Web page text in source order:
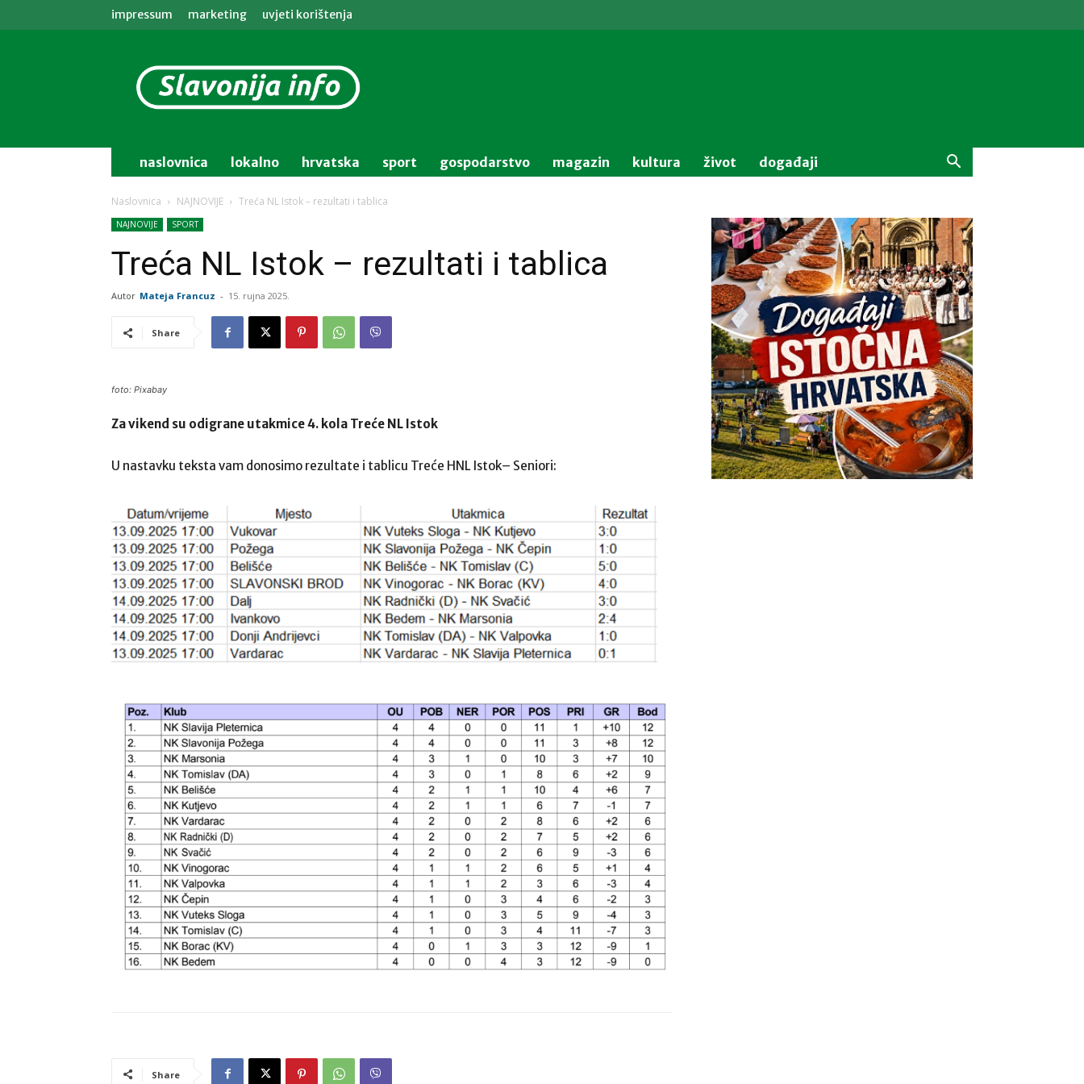
impressum marketing uvjeti korištenja
info
naslovnica lokalno hrvatska sport gospodarstvo magazin kultura život događaji
Naslovnica NAJNOVIJE Treća NL Istok – rezultati i tablica
NAJNOVIJE SPORT
Treća NL Istok – rezultati i tablica
Autor Mateja Francuz - 15. rujna 2025.
Share
foto: Pixabay
Za vikend su odigrane utakmice 4. kola Treće NL Istok
U nastavku teksta vam donosimo rezultate i tablicu Treće HNL Istok– Seniori:
Share